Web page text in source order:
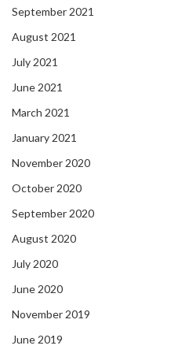
September 2021
August 2021
July 2021
June 2021
March 2021
January 2021
November 2020
October 2020
September 2020
August 2020
July 2020
June 2020
November 2019
June 2019